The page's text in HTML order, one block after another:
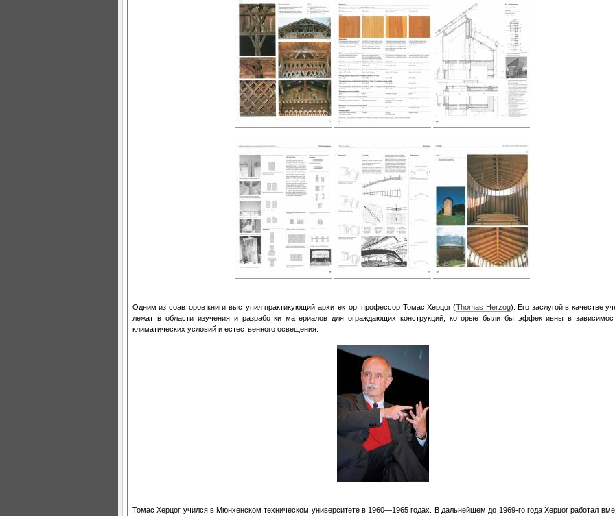
Одним из соавторов книги выступил практикующий архитектор, профессор Томас Херцог (Thomas Herzog). Его заслугой в качестве
лежат в области изучения и разработки материалов для ограждающих конструкций, которые были бы эффективны в
климатических условий и естественного освещения.
Томас Херцог учился в Мюнхенском техническом университете в 1960—1965 годах. В дальнейшем до 1969-го года Херцог работал